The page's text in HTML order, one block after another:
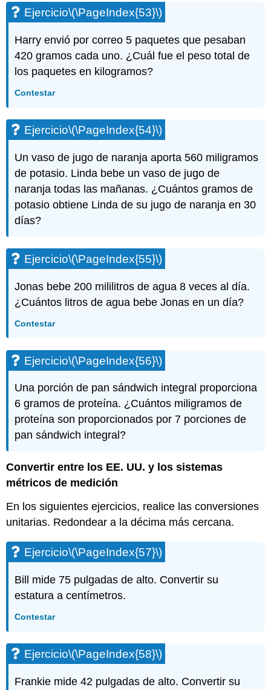
Ejercicio\(\PageIndex{53}\)
Harry envió por correo 5 paquetes que pesaban
420 gramos cada uno. ¿Cuál fue el peso total de
los paquetes en kilogramos?
Contestar
Ejercicio\(\PageIndex{54}\)
Un vaso de jugo de naranja aporta 560 miligramos
de potasio. Linda bebe un vaso de jugo de
naranja todas las mañanas. ¿Cuántos gramos de
potasio obtiene Linda de su jugo de naranja en 30
días?
Ejercicio\(\PageIndex{55}\)
Jonas bebe 200 mililitros de agua 8 veces al día.
¿Cuántos litros de agua bebe Jonas en un día?
Contestar
Ejercicio\(\PageIndex{56}\)
Una porción de pan sándwich integral proporciona
6 gramos de proteína. ¿Cuántos miligramos de
proteína son proporcionados por 7 porciones de
pan sándwich integral?
Convertir entre los EE. UU. y los sistemas
métricos de medición
En los siguientes ejercicios, realice las conversiones
unitarias. Redondear a la décima más cercana.
Ejercicio\(\PageIndex{57}\)
Bill mide 75 pulgadas de alto. Convertir su
estatura a centímetros.
Contestar
Ejercicio\(\PageIndex{58}\)
Frankie mide 42 pulgadas de alto. Convertir su